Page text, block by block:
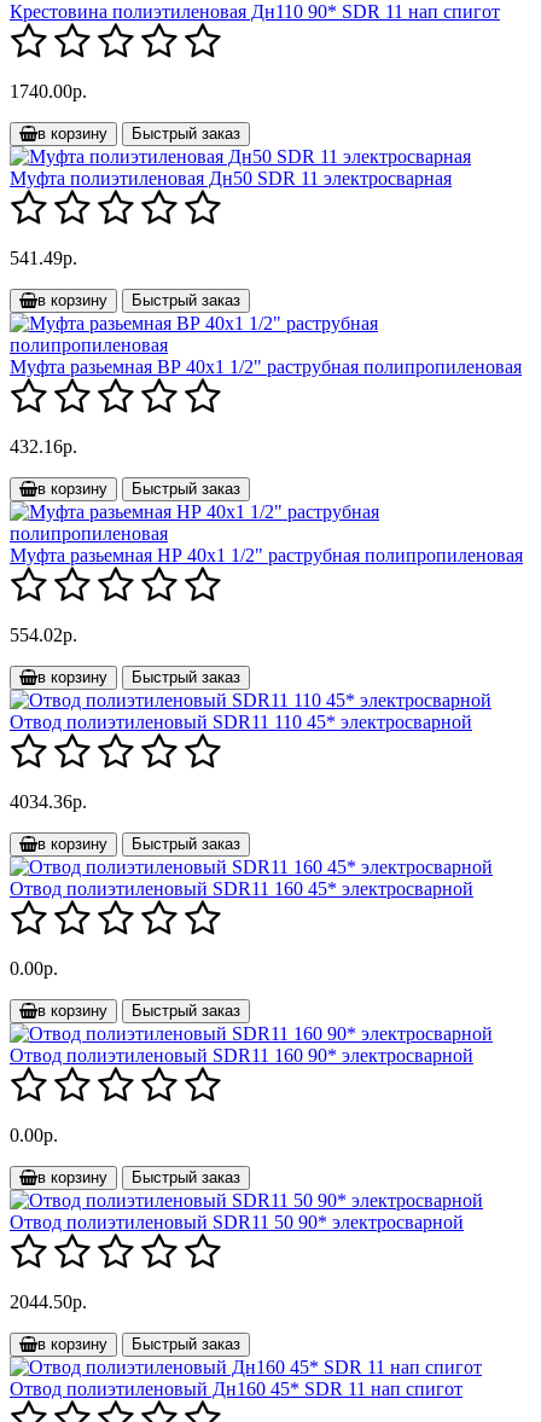
Крестовина полиэтиленовая Дн110 90* SDR 11 нап спигот
1740.00р.
в корзину Быстрый заказ
Муфта полиэтиленовая Дн50 SDR 11 электросварная
541.49р.
в корзину Быстрый заказ
Муфта разьемная ВР 40х1 1/2" раструбная полипропиленовая
432.16р.
в корзину Быстрый заказ
Муфта разьемная НР 40х1 1/2" раструбная полипропиленовая
554.02р.
в корзину Быстрый заказ
Отвод полиэтиленовый SDR11 110 45* электросварной
4034.36р.
в корзину Быстрый заказ
Отвод полиэтиленовый SDR11 160 45* электросварной
0.00р.
в корзину Быстрый заказ
Отвод полиэтиленовый SDR11 160 90* электросварной
0.00р.
в корзину Быстрый заказ
Отвод полиэтиленовый SDR11 50 90* электросварной
2044.50р.
в корзину Быстрый заказ
Отвод полиэтиленовый Дн160 45* SDR 11 нап спигот